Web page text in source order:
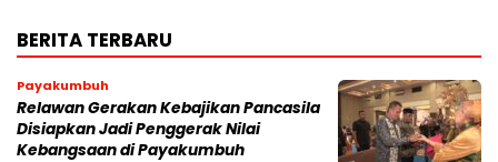
BERITA TERBARU
Payakumbuh
Relawan Gerakan Kebajikan Pancasila
Disiapkan Jadi Penggerak Nilai
Kebangsaan di Payakumbuh